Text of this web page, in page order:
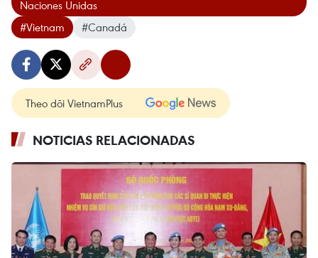
Naciones Unidas
#Vietnam
#Canadá
Theo dõi VietnamPlus
NOTICIAS RELACIONADAS